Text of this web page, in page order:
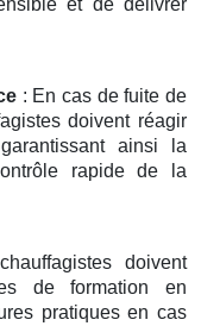
et de délivrer
: En cas de fuite de
doivent réagir
ainsi la
rapide de la
doivent
de formation en
pratiques en cas